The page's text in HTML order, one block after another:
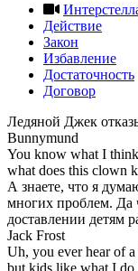
Действие
Закон
Избавление
Достаточность
Договор
Ледяной Джек
Bunnymund
You know what I
what does this clown
А знаете, что я
многих проблем. Да
доставлении детям
Jack Frost
Uh, you ever hear of
but kids like what I do.